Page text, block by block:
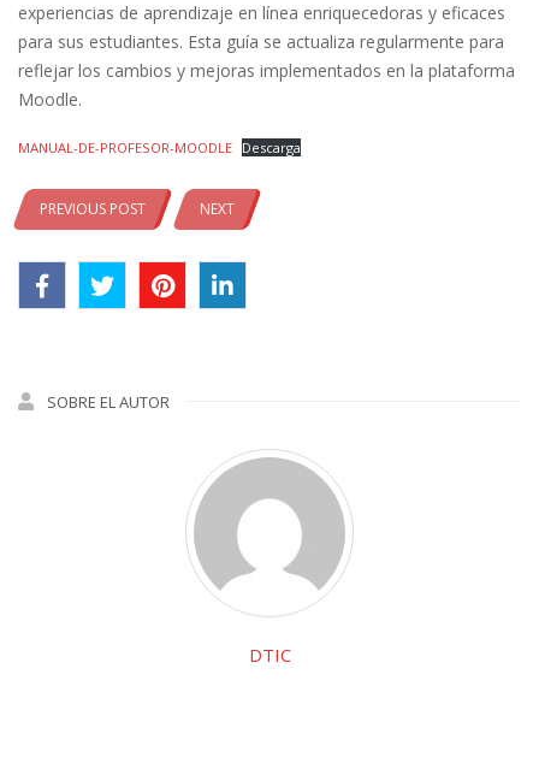
experiencias de aprendizaje en línea enriquecedoras y eficaces
para sus estudiantes. Esta guía se actualiza regularmente para
reflejar los cambios y mejoras implementados en la plataforma
Moodle.
MANUAL-DE-PROFESOR-MOODLE Descarga
PREVIOUS POST NEXT
SOBRE EL AUTOR
DTIC